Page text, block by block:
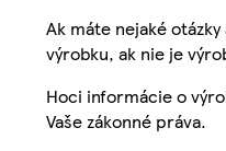
Ak máte nejaké
výrobku, ak nie je
Hoci informácie o
Vaše zákonné práva.